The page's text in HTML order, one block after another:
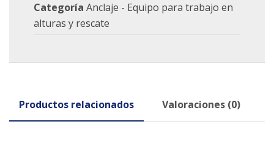
Categoría Anclaje - Equipo para trabajo en
alturas y rescate
Productos relacionados Valoraciones (0)